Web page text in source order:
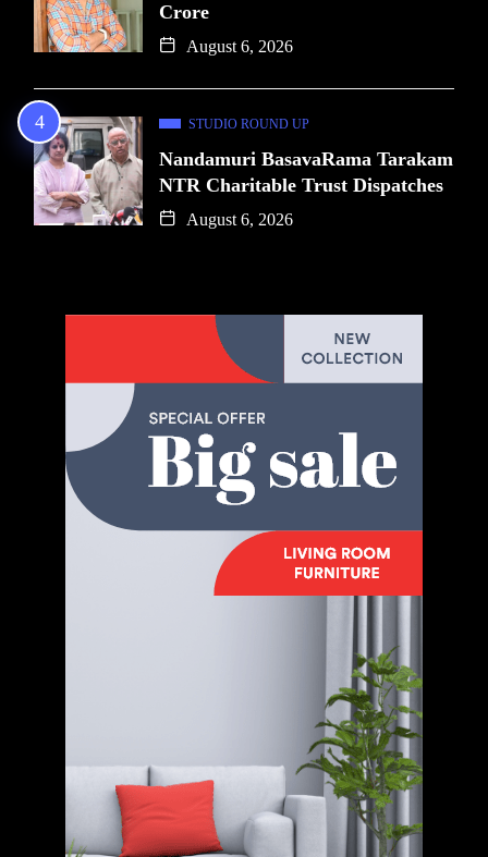
Crore
August 6, 2026
STUDIO ROUND UP
Nandamuri BasavaRama Tarakam
NTR Charitable Trust Dispatches
August 6, 2026